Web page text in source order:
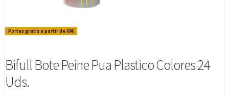
Portes gratis a partir de 69€
Bifull Bote Peine Pua Plastico Colores 24
Uds.